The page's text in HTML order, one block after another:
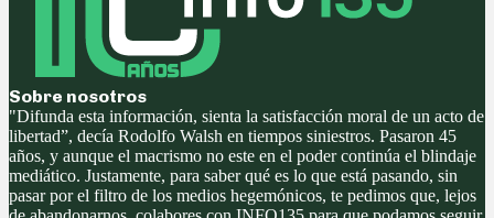
Sobre nosotros
"Difunda esta información, sienta la satisfacción moral de un acto de
libertad”, decía Rodolfo Walsh en tiempos siniestros. Pasaron 45
años, y aunque el macrismo no este en el poder continúa el blindaje
mediático. Justamente, para saber qué es lo que está pasando, sin
pasar por el filtro de los medios hegemónicos, te pedimos que, lejos